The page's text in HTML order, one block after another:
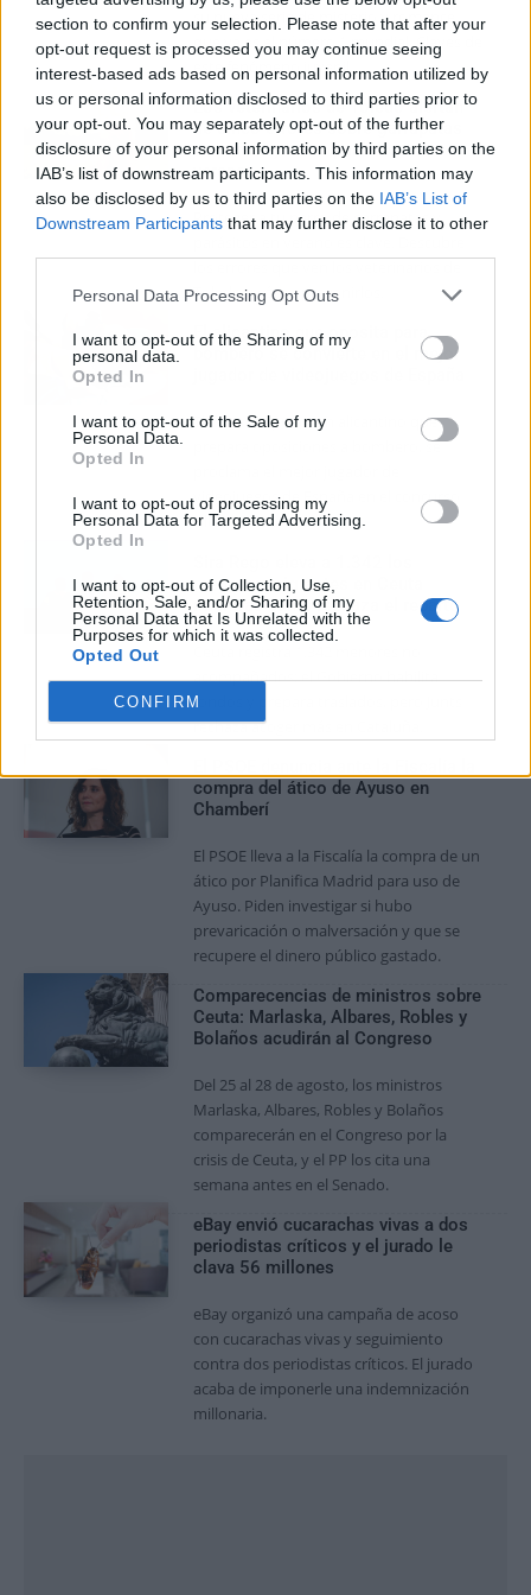
section to confirm your selection. Please note that after your
opt-out request is processed you may continue seeing
interest-based ads based on personal information utilized by
us or personal information disclosed to third parties prior to
your opt-out. You may separately opt-out of the further
disclosure of your personal information by third parties on the
IAB’s list of downstream participants. This information may
also be disclosed by us to third parties on the IAB’s List of
Downstream Participants that may further disclose it to other
Personal Data Processing Opt Outs
I want to opt-out of the Sharing of my
personal data.
Opted In
I want to opt-out of the Sale of my
Personal Data.
Opted In
I want to opt-out of processing my
Personal Data for Targeted Advertising.
Opted In
I want to opt-out of Collection, Use,
Retention, Sale, and/or Sharing of my
Personal Data that Is Unrelated with the
Purposes for which it was collected.
Opted Out
CONFIRM
su nueva serie de misterio y romance
que ya es el número 1 mundial. Claves de
este fenómeno juvenil.
Los veterinarios de Toledo alertan
de cinco errores sobre garrapatas
en perros y otros parásitos en
verano
Proteger a tu perro de garrapatas y
Toledo y cómo prevenirlos.
El alicantino que oposita para
bombero se convierte en el mejor
Thoren Baquero, un alicantino que
prepara oposiciones a bombero, se
videojuegos de España en el concurso
Ultragamer.
menores migrantes en Ceuta
mientras Junts rechaza el reparto
acompañados; el Gobierno habilita
fondos y prepara traslados, pero Junts
rechaza acoger más en Cataluña.
compra del ático de Ayuso en
Chamberí
El PSOE lleva a la Fiscalía la compra de un
ático por Planifica Madrid para uso de
Ayuso. Piden investigar si hubo
prevaricación o malversación y que se
recupere el dinero público gastado.
Comparecencias de ministros sobre
Ceuta: Marlaska, Albares, Robles y
Bolaños acudirán al Congreso
Del 25 al 28 de agosto, los ministros
Marlaska, Albares, Robles y Bolaños
comparecerán en el Congreso por la
crisis de Ceuta, y el PP los cita una
semana antes en el Senado.
eBay envió cucarachas vivas a dos
periodistas críticos y el jurado le
clava 56 millones
eBay organizó una campaña de acoso
con cucarachas vivas y seguimiento
contra dos periodistas críticos. El jurado
acaba de imponerle una indemnización
millonaria.